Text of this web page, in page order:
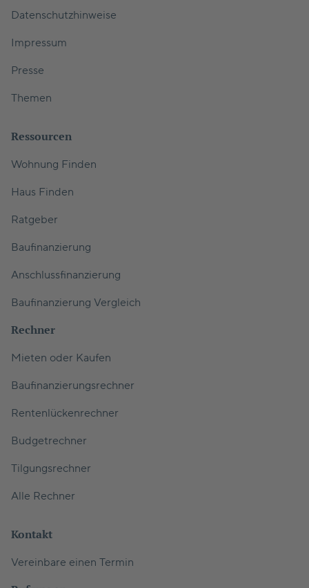
Datenschutzhinweise
Impressum
Presse
Themen
Ressourcen
Wohnung Finden
Haus Finden
Ratgeber
Baufinanzierung
Anschlussfinanzierung
Baufinanzierung Vergleich
Rechner
Mieten oder Kaufen
Baufinanzierungsrechner
Rentenlückenrechner
Budgetrechner
Tilgungsrechner
Alle Rechner
Kontakt
Vereinbare einen Termin